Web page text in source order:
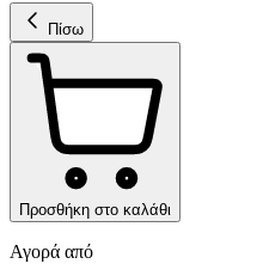
Πίσω
Προσθήκη στο καλάθι
Αγορά από